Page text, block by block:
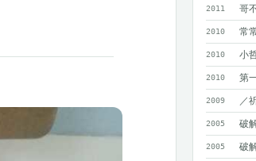
2011 哥
2010
2010 小
2010 第
2009
2005
2005